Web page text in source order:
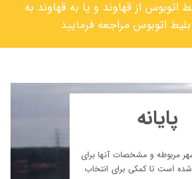
اتوبوس از قهاوند و یا به قهاوند به
اتوبوس مراجعه فرمایید
پایانه
مربوطه و مشخصات آنها برای
است تا کمکی برای انتخاب